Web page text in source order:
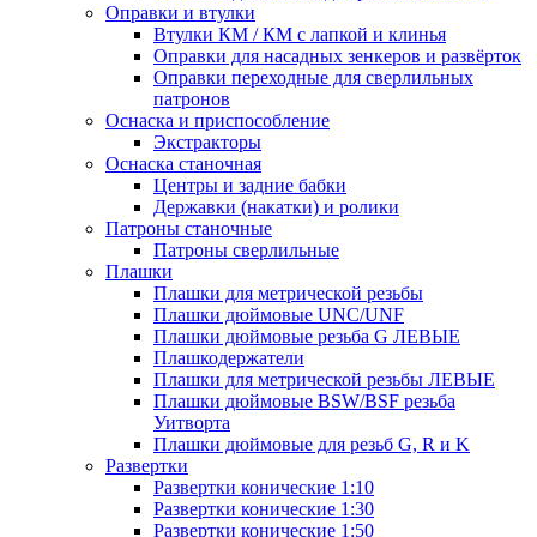
Оправки и втулки
Втулки КМ / КМ с лапкой и клинья
Оправки для насадных зенкеров и развёрток
Оправки переходные для сверлильных
патронов
Оснаска и приспособление
Экстракторы
Оснаска станочная
Центры и задние бабки
Державки (накатки) и ролики
Патроны станочные
Патроны сверлильные
Плашки
Плашки для метрической резьбы
Плашки дюймовые UNC/UNF
Плашки дюймовые резьба G ЛЕВЫЕ
Плашкодержатели
Плашки для метрической резьбы ЛЕВЫЕ
Плашки дюймовые BSW/BSF резьба
Уитворта
Плашки дюймовые для резьб G, R и K
Развертки
Развертки конические 1:10
Развертки конические 1:30
Развертки конические 1:50